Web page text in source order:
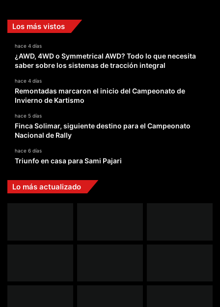
Los más vistos
hace 4 días
¿AWD, 4WD o Symmetrical AWD? Todo lo que necesita
saber sobre los sistemas de tracción integral
hace 4 días
Remontadas marcaron el inicio del Campeonato de
Invierno de Kartismo
hace 5 días
Finca Solimar, siguiente destino para el Campeonato
Nacional de Rally
hace 6 días
Triunfo en casa para Sami Pajari
Lo más actualizado